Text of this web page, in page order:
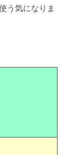
う気になりま